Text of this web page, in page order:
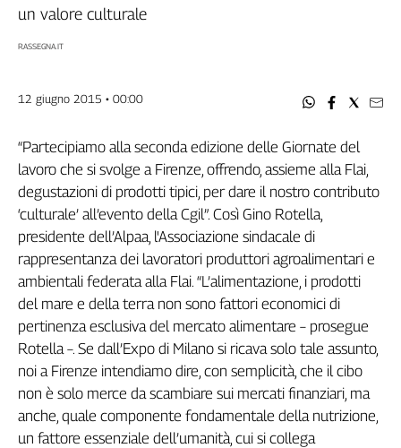
Flc
Nidil
Spi
Inca
Caaf
Speciali
G8
di
Genova,
sangue
della
ragione
120
anni
Cgil
un valore culturale
RASSEGNA.IT
12 giugno 2015 • 00:00
“Partecipiamo alla seconda edizione delle Giornate del
lavoro che si svolge a Firenze, offrendo, assieme alla Flai,
degustazioni di prodotti tipici, per dare il nostro contributo
‘culturale’ all’evento della Cgil”. Così Gino Rotella,
presidente dell’Alpaa, l'Associazione sindacale di
rappresentanza dei lavoratori produttori agroalimentari e
ambientali federata alla Flai. “L’alimentazione, i prodotti
del mare e della terra non sono fattori economici di
pertinenza esclusiva del mercato alimentare – prosegue
Rotella –. Se dall’Expo di Milano si ricava solo tale assunto,
noi a Firenze intendiamo dire, con semplicità, che il cibo
non è solo merce da scambiare sui mercati finanziari, ma
anche, quale componente fondamentale della nutrizione,
un fattore essenziale dell’umanità, cui si collega